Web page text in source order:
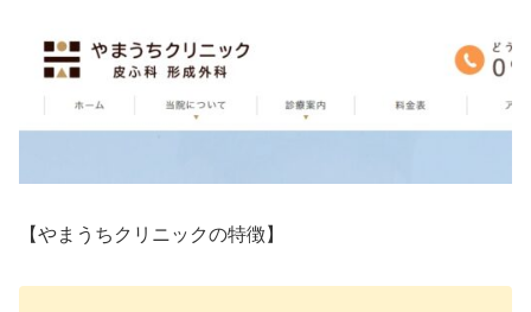
【やまうちクリニックの特徴】